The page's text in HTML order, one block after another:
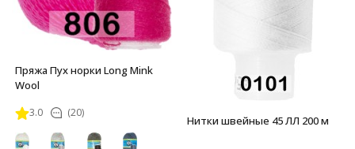
Пряжа Пух норки Long Mink
Wool
3.0 (20)
Нитки швейные 45 ЛЛ 200 м